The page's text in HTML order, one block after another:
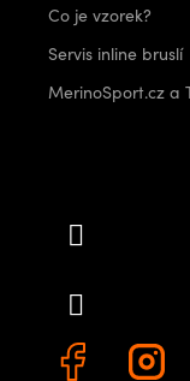
Co je vzorek?
Servis inline bruslí
MerinoSport.cz a